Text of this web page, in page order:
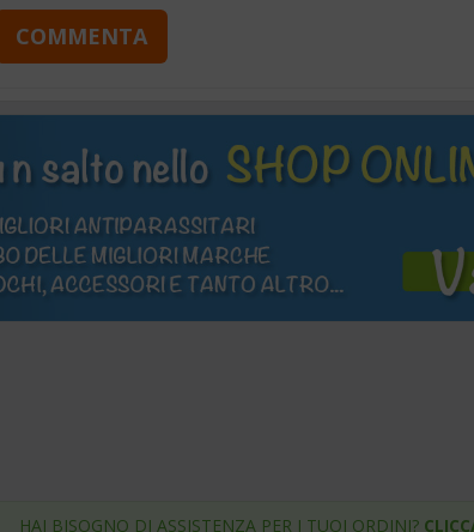
COMMENTA
HAI BISOGNO DI ASSISTENZA PER I TUOI ORDINI?